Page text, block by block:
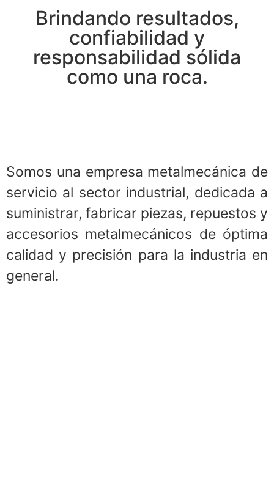
Brindando resultados,
confiabilidad y
responsabilidad sólida
como una roca.
Somos una empresa metalmecánica de
servicio al sector industrial, dedicada a
suministrar, fabricar piezas, repuestos y
accesorios metalmecánicos de óptima
calidad y precisión para la industria en
general.